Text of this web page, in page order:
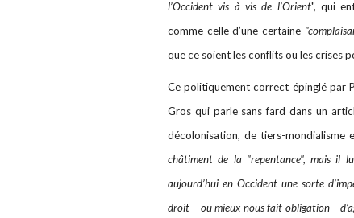
l’Occident vis à vis de l’Orient", qui
comme celle d’une certaine
que ce soient les conflits ou les crises
Ce politiquement correct épinglé par
Gros qui parle sans fard dans un
décolonisation, de tiers-mondialisme
châtiment de la "repentance", mais il
aujourd’hui en Occident une sorte
droit – ou mieux nous fait obligation –